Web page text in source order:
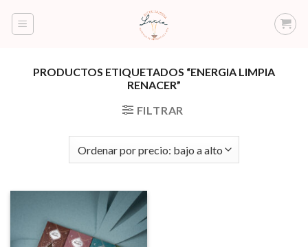
PRODUCTOS ETIQUETADOS “ENERGIA LIMPIA
RENACER”
FILTRAR